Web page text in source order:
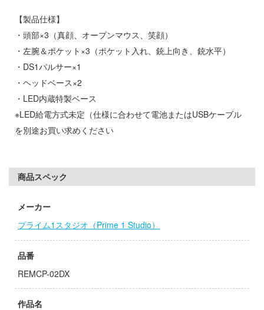
【製品仕様】
・頭部×3（真顔、オープンマウス、笑顔）
・左腕＆ポケット×3（ポケット入れ、銃上向き、銃水平）
・DS1パルサー×1
・ヘッドベース×2
・LED内蔵特製ベース
※LED給電方式未定（仕様に合わせて電池またはUSBケーブル
を別途お買い求めください
商品スペック
メーカー
プライム1スタジオ（Prime 1 Studio）
品番
REMCP-02DX
作品名
ミルキー☆サブウェイ
バイファム
ン翼
トレイバー
ガイバー
シリーズ
ャージョウ